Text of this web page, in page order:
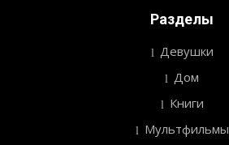
Разделы
Девушки
Дом
Книги
Мультфильмы